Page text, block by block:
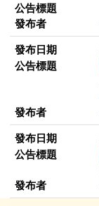
公告標題
發布者
發布日期
公告標題
發布者
發布日期
公告標題
發布者